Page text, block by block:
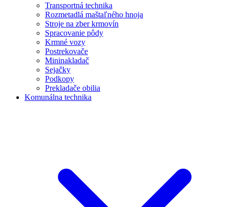
Transportná technika
Rozmetadlá maštaľného hnoja
Stroje na zber krmovín
Spracovanie pôdy
Krmné vozy
Postrekovače
Mininakladač
Sejačky
Podkopy
Prekladače obilia
Komunálna technika